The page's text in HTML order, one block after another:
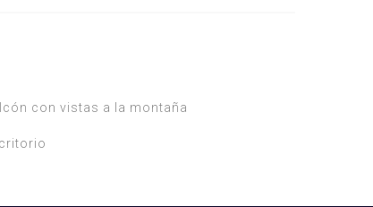
con vistas a la montaña